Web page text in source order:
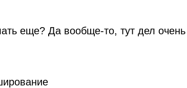
еще? Да вообще-то, тут дел